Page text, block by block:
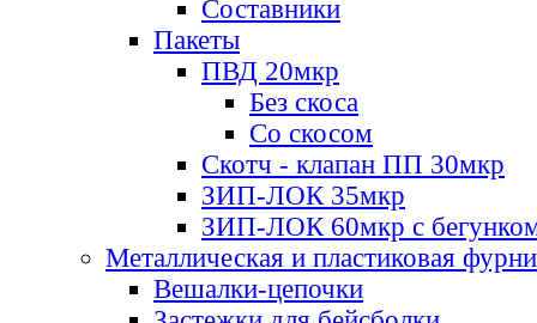
Составники
Пакеты
ПВД 20мкр
Без скоса
Со скосом
Скотч - клапан ПП 30мкр
ЗИП-ЛОК 35мкр
ЗИП-ЛОК 60мкр с
Металлическая и пластиковая
Вешалки-цепочки